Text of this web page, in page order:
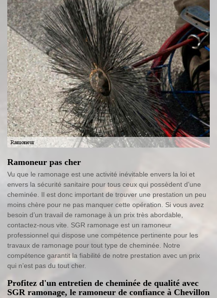
Ramoneur pas cher
Vu que le ramonage est une activité inévitable envers la loi et
envers la sécurité sanitaire pour tous ceux qui possèdent d’une
cheminée. Il est donc important de trouver une prestation un peu
moins chère pour ne pas manquer cette opération. Si vous avez
besoin d’un travail de ramonage à un prix très abordable,
contactez-nous vite. SGR ramonage est un ramoneur
professionnel qui dispose une compétence pertinente pour les
travaux de ramonage pour tout type de cheminée. Notre
compétence garantit la fiabilité de notre prestation avec un prix
qui n’est pas du tout cher.
Profitez d'un entretien de cheminée de qualité avec
SGR ramonage, le ramoneur de confiance à Chevillon